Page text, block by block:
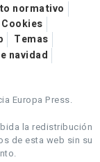
normativo
Temas
navidad
Europa Press.
la redistribución
de esta web sin su